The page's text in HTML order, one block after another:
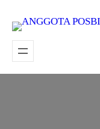
konten